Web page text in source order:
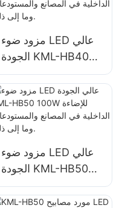
مزود ضوء LED عالي
الجودة KML-HB40
100W للإضاءة الداخلية
في المصانع
والمستودعات وما إلى
ذلك.
مزود ضوء LED عالي
الجودة KML-HB50
100W للإضاءة الداخلية
في المصانع